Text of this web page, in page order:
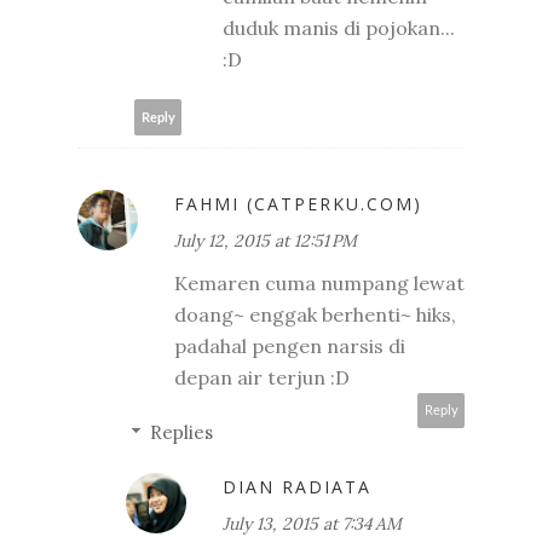
duduk manis di pojokan...
:D
Reply
FAHMI (CATPERKU.COM)
July 12, 2015 at 12:51 PM
Kemaren cuma numpang lewat
doang~ enggak berhenti~ hiks,
padahal pengen narsis di
depan air terjun :D
Reply
Replies
DIAN RADIATA
July 13, 2015 at 7:34 AM